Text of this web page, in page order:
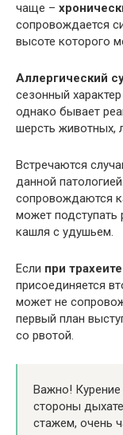
чаще –
сопровождается
высоте которого
Аллергический
сезонный
однако бывает
шерсть животных,
Встречаются
данной
сопровождаются
может подступать
кашля с удушьем.
Если при трахеите
присоединяется
может не
первый план
со рвотой.
Важно!
стороны
стажем, очень